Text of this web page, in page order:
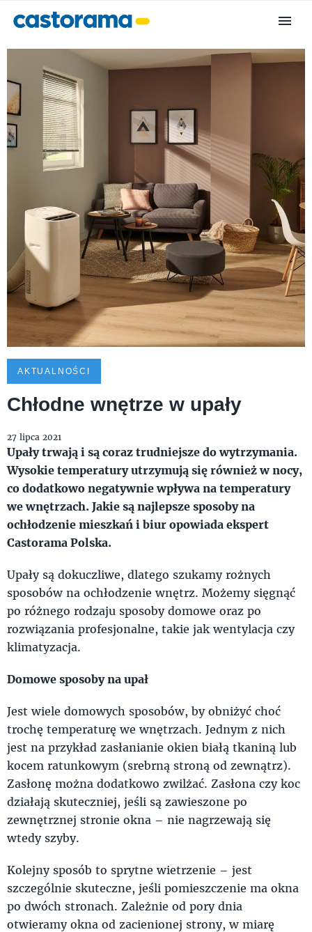
AKTUALNOŚCI
Chłodne wnętrze w upały
27 lipca 2021
Upały trwają i są coraz trudniejsze do wytrzymania.
Wysokie temperatury utrzymują się również w nocy,
co dodatkowo negatywnie wpływa na temperatury
we wnętrzach. Jakie są najlepsze sposoby na
ochłodzenie mieszkań i biur opowiada ekspert
Castorama Polska.
Upały są dokuczliwe, dlatego szukamy rożnych
sposobów na ochłodzenie wnętrz. Możemy sięgnąć
po różnego rodzaju sposoby domowe oraz po
rozwiązania profesjonalne, takie jak wentylacja czy
klimatyzacja.
Domowe sposoby na upał
Jest wiele domowych sposobów, by obniżyć choć
trochę temperaturę we wnętrzach. Jednym z nich
jest na przykład zasłanianie okien białą tkaniną lub
kocem ratunkowym (srebrną stroną od zewnątrz).
Zasłonę można dodatkowo zwilżać. Zasłona czy koc
działają skuteczniej, jeśli są zawieszone po
zewnętrznej stronie okna – nie nagrzewają się
wtedy szyby.
Kolejny sposób to sprytne wietrzenie – jest
szczególnie skuteczne, jeśli pomieszczenie ma okna
po dwóch stronach. Zależnie od pory dnia
otwieramy okna od zacienionej strony, w miarę